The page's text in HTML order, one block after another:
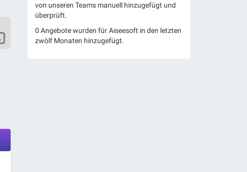
von unseren Teams manuell hinzugefügt und
überprüft.
0 Angebote wurden für Aiseesoft in den letzten
zwölf Monaten hinzugefügt.